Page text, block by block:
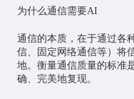
为什么通信需要AI
通信的本质，在于通过各
信、固定网络通信等）将
地。衡量通信质量的标准
确、完美地复现。